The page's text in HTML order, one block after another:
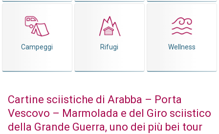
Campeggi Rifugi Wellness
Cartine sciistiche di Arabba – Porta
Vescovo – Marmolada e del Giro sciistico
della Grande Guerra, uno dei più bei tour